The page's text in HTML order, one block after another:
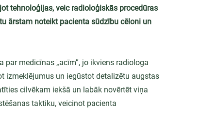
tehnoloģijas, veic radioloģiskās procedūras
ārstam noteikt pacienta sūdzību cēloni un
medicīnas „acīm”, jo ikviens radiologa
izmeklējumus un iegūstot detalizētu augstas
cilvēkam iekšā un labāk novērtēt viņa
taktiku, veicinot pacienta